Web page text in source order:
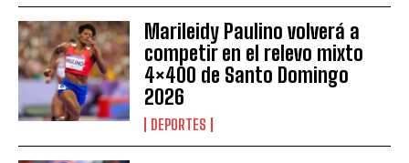
Marileidy Paulino volverá a
competir en el relevo mixto
4×400 de Santo Domingo
2026
DEPORTES